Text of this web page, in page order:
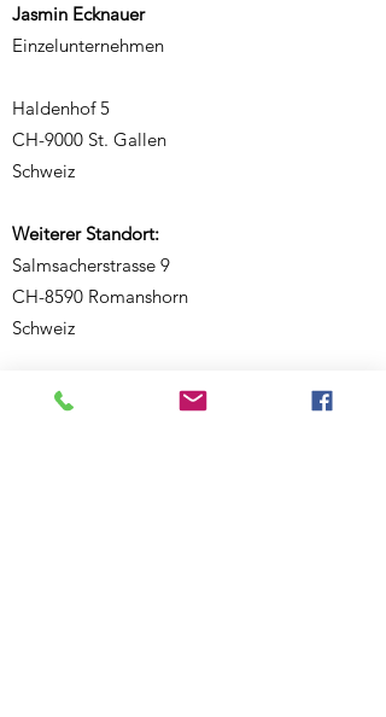
Jasmin Ecknauer
Einzelunternehmen
Haldenhof 5
CH-9000 St. Gallen
Schweiz
Weiterer Standort:
Salmsacherstrasse 9
CH-8590 Romanshorn
Schweiz
Telefon:
+41 77 468 08 46